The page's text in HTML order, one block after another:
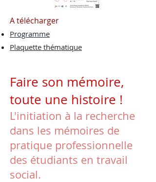
A télécharger
Programme
Plaquette thématique
Faire son mémoire,
toute une histoire !
L'initiation à la recherche
dans les mémoires de
pratique professionnelle
des étudiants en travail
social.